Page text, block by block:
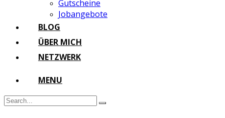
Gutscheine
Jobangebote
BLOG
ÜBER MICH
NETZWERK
MENU